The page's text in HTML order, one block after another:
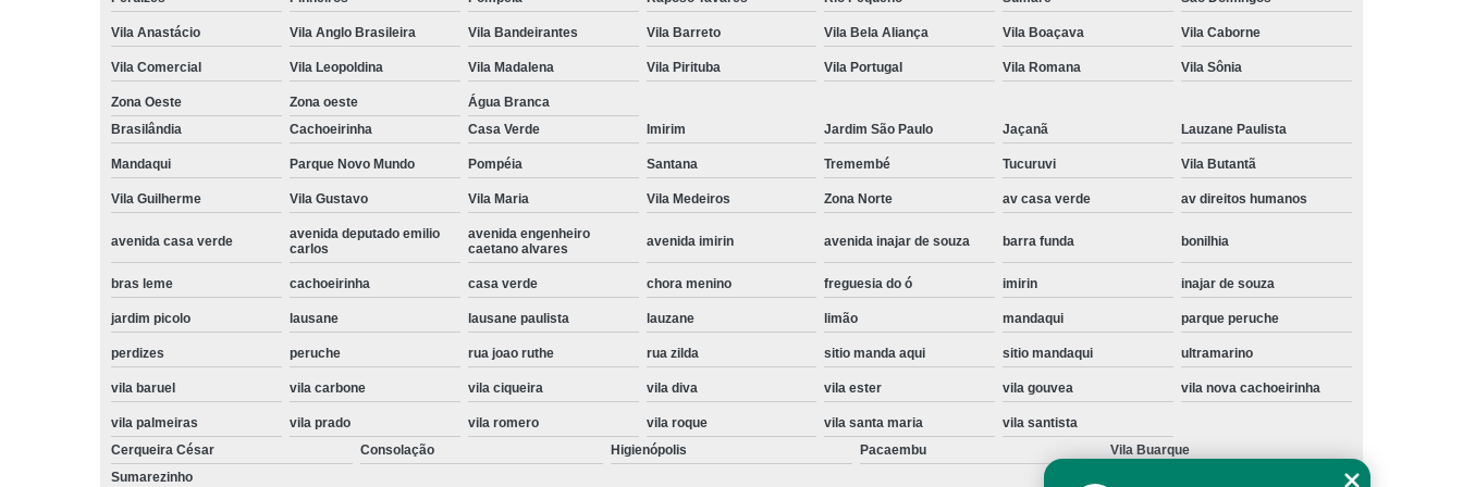
Instalação de Maquina de Lavar Roupa
Instalação de Maquina de Lavar Samsung
Instalação Eletrica Maquina de Lavar Roupa
Instalação Maquina de Lavar Roupa
Instalação para Maquina de Lavar Roupa
Instalar Maquina de Lavar Samsung
Instalar Maquina Lavar Roupa
Maquina de Lavar Roupa Instalação
Samsung Instalação Maquina de Lavar
Instalação de Lava e Seca
Instalação de Lava e Seca Samsung
Instalação de Maquina Lava e Seca
Instalação Lava e Seca
Instalação Lava e Seca Samsung
Instalação Lava Seca
Instalação Maquina Lava e Seca
Instalação Maquina Lava e Seca Samsung
Instalação Samsung Lava e Seca
Lava e Seca Instalação
Lava e Seca Samsung Instalação
Samsung Instalação Lava e Seca
Manutenção de Fogão
Manutenção de Fogão a Gas
Manutenção de Fogão Cooktop
Manutenção de Fogão Electrolux
Manutenção em Fogão
Vila Anastácio Vila Anglo Brasileira Vila Bandeirantes Vila Barreto Vila Bela Aliança Vila Boaçava Vila Caborne
Vila Comercial Vila Leopoldina Vila Madalena Vila Pirituba Vila Portugal Vila Romana Vila Sônia
Zona Oeste Zona oeste
Água Branca
Brasilândia
Cachoeirinha Casa Verde Imirim Jardim São Paulo Jaçanã Lauzane Paulista
Mandaqui Parque Novo Mundo Pompéia Santana Tremembé Tucuruvi Vila Butantã
Vila Guilherme Vila Gustavo Vila Maria Vila Medeiros Zona Norte av casa verde av direitos humanos
avenida casa verde
avenida deputado emilio
carlos
avenida engenheiro
caetano alvares
avenida imirin avenida inajar de souza barra funda bonilhia
bras leme cachoeirinha casa verde chora menino freguesia do ó imirin inajar de souza
jardim picolo lausane lausane paulista lauzane limão mandaqui parque peruche
perdizes peruche rua joao ruthe rua zilda sitio manda aqui sitio mandaqui ultramarino
vila baruel vila carbone vila ciqueira vila diva vila ester vila gouvea vila nova cachoeirinha
vila palmeiras vila prado vila romero vila roque vila santa maria
vila santista
Cerqueira César
Consolação Higienópolis Pacaembu
Vila Buarque
Sumarezinho